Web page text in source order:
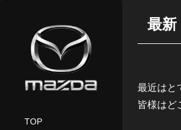
最新
最近はと
皆様はど
TOP